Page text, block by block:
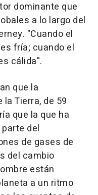
dominante que
a lo largo del
"Cuando el
fría; cuando el
cálida".
que la
Tierra, de 59
que la que ha
del
de gases de
del cambio
están
a un ritmo